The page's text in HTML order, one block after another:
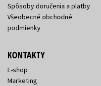
Spôsoby doručenia a platby
Všeobecné obchodné
podmienky
KONTAKTY
E-shop
Marketing